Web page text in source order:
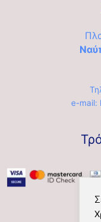
e-mail: